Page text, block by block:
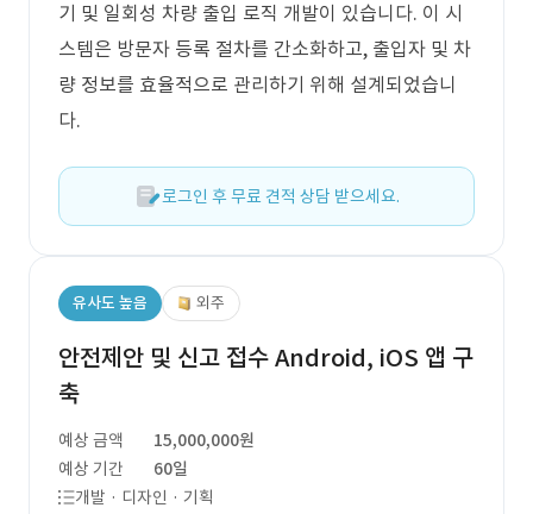
기 및 일회성 차량 출입 로직 개발이 있습니다. 이 시
스템은 방문자 등록 절차를 간소화하고, 출입자 및 차
량 정보를 효율적으로 관리하기 위해 설계되었습니
다.
로그인 후 무료 견적 상담 받으세요.
유사도 높음 외주
안전제안 및 신고 접수 Android, iOS 앱 구
축
예상 금액
15,000,000원
예상 기간
60일
개발 · 디자인 · 기획